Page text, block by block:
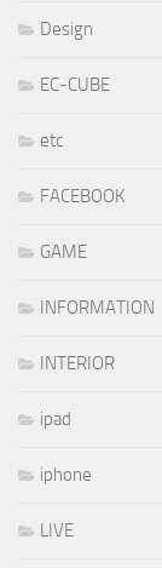
Design
EC-CUBE
etc
FACEBOOK
GAME
INFORMATION
INTERIOR
ipad
iphone
LIVE